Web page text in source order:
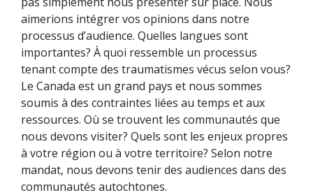
aimerions intégrer vos opinions dans notre
processus d’audience. Quelles langues sont
importantes? À quoi ressemble un processus
tenant compte des traumatismes vécus selon vous?
Le Canada est un grand pays et nous sommes
soumis à des contraintes liées au temps et aux
ressources. Où se trouvent les communautés que
nous devons visiter? Quels sont les enjeux propres
à votre région ou à votre territoire? Selon notre
mandat, nous devons tenir des audiences dans des
communautés autochtones.